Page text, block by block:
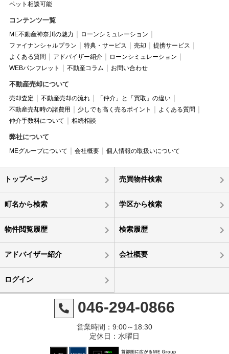
ペット相談可能
コンテンツ一覧
ME不動産神奈川の魅力
ローンシミュレーション
ファイナンシャルプラン
特典・サービス 売却
提携サービス
よくある質問
アドバイザー紹介
ローンシミュレーション
WEBパンフレット
不動産コラム お問い合わせ
不動産売却について
売却査定 不動産売却の流れ
「仲介」と「買取」の違い
不動産売却時の諸費用
少しでも高く売るポイント
よくある質問
仲介手数料について
相続相談
弊社について
MEグループについて 会社概要 個人情報の取扱いについて
トップページ 売買物件検索
町名から検索 学区から検索
物件閲覧履歴 検索履歴
アドバイザー紹介 会社概要
ログイン
046-294-0866
営業時間：9:00～18:30
定休日：水曜日